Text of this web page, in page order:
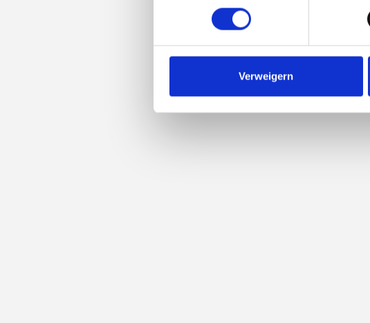
Verweigern